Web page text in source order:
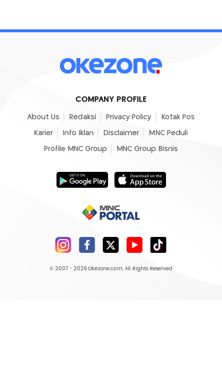
COMPANY PROFILE
About Us Redaksi Privacy Policy Kotak Pos
Karier Info Iklan Disclaimer MNC Peduli
Profile MNC Group MNC Group Bisnis
© 2007 - 2026 Okezone.com, All Rights Reserved